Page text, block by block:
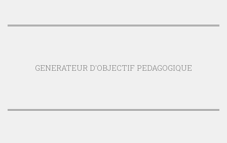
GENERATEUR D'OBJECTIF PEDAGOGIQUE